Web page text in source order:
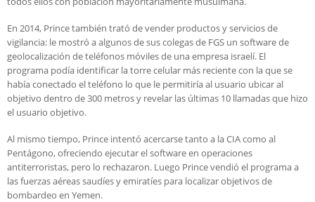
En 2014, Prince también trató de vender productos y servicios de
vigilancia: le mostró a algunos de sus colegas de FGS un software de
geolocalización de teléfonos móviles de una empresa israelí. El
programa podía identificar la torre celular más reciente con la que se
había conectado el teléfono lo que le permitiría al usuario ubicar al
objetivo dentro de 300 metros y revelar las últimas 10 llamadas que hizo
el usuario objetivo.
Al mismo tiempo, Prince intentó acercarse tanto a la CIA como al
Pentágono, ofreciendo ejecutar el software en operaciones
antiterroristas, pero lo rechazaron. Luego Prince vendió el programa a
las fuerzas aéreas saudíes y emiratíes para localizar objetivos de
bombardeo en Yemen.